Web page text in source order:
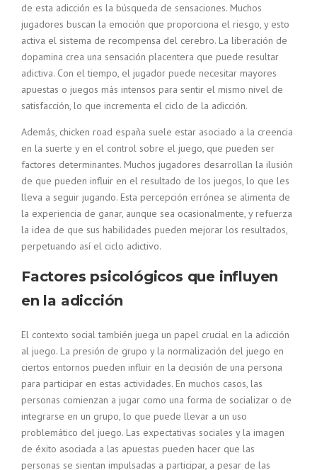
de esta adicción es la búsqueda de sensaciones. Muchos
jugadores buscan la emoción que proporciona el riesgo, y esto
activa el sistema de recompensa del cerebro. La liberación de
dopamina crea una sensación placentera que puede resultar
adictiva. Con el tiempo, el jugador puede necesitar mayores
apuestas o juegos más intensos para sentir el mismo nivel de
satisfacción, lo que incrementa el ciclo de la adicción.
Además, chicken road españa suele estar asociado a la creencia
en la suerte y en el control sobre el juego, que pueden ser
factores determinantes. Muchos jugadores desarrollan la ilusión
de que pueden influir en el resultado de los juegos, lo que les
lleva a seguir jugando. Esta percepción errónea se alimenta de
la experiencia de ganar, aunque sea ocasionalmente, y refuerza
la idea de que sus habilidades pueden mejorar los resultados,
perpetuando así el ciclo adictivo.
Factores psicológicos que influyen
en la adicción
El contexto social también juega un papel crucial en la adicción
al juego. La presión de grupo y la normalización del juego en
ciertos entornos pueden influir en la decisión de una persona
para participar en estas actividades. En muchos casos, las
personas comienzan a jugar como una forma de socializar o de
integrarse en un grupo, lo que puede llevar a un uso
problemático del juego. Las expectativas sociales y la imagen
de éxito asociada a las apuestas pueden hacer que las
personas se sientan impulsadas a participar, a pesar de las